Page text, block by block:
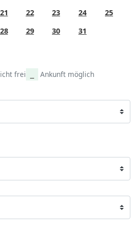
21 22 23 24
25
28 29 30
31
frei Ankunft möglich